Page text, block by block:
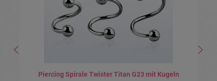
Piercing Spirale Twister Titan G23 mit Kugeln